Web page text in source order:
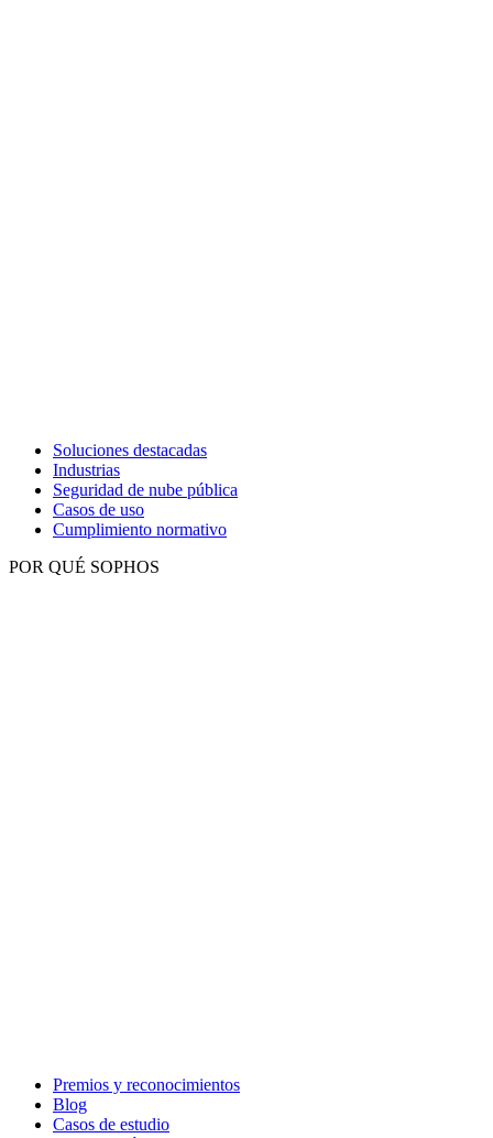
Soluciones destacadas
Industrias
Seguridad de nube pública
Casos de uso
Cumplimiento normativo
POR QUÉ SOPHOS
Premios y reconocimientos
Blog
Casos de estudio